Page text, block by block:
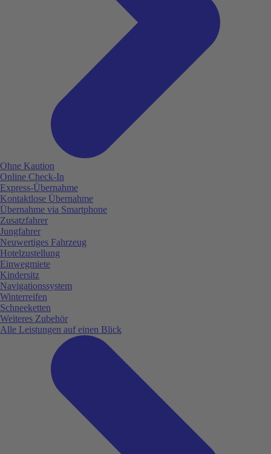
Ohne Kaution
Online Check-In
Express-Übernahme
Kontaktlose Übernahme
Übernahme via Smartphone
Zusatzfahrer
Jungfahrer
Neuwertiges Fahrzeug
Hotelzustellung
Einwegmiete
Kindersitz
Navigationssystem
Winterreifen
Schneeketten
Weiteres Zubehör
Alle Leistungen auf einen Blick